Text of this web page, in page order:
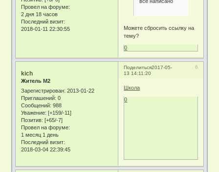
Провел на форуме:
2 дня 18 часов
Последний визит:
2018-01-11 22:30:55
Можете сбросить ссылку на
тему?
0
Поделиться 6
2017-05-
13 14:11:20
kich
Житель М2
Зарегистрирован: 2013-01-22
Приглашений: 0
Сообщений: 988
Уважение: [+159/-11]
Позитив: [+65/-7]
Провел на форуме:
1 месяц 1 день
Последний визит:
2018-03-04 22:39:45
Школа
0